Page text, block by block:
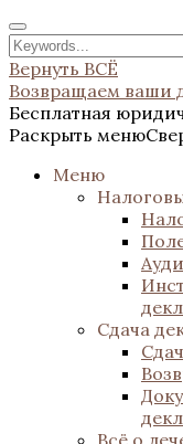
Вернуть ВСЁ
Возвращаем ваши
Бесплатная
Раскрыть меню
Меню
Сдача
Всё о